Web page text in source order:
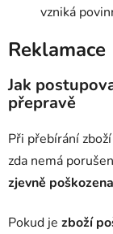
vzniká
Reklamace
Jak
přepravě
Při přebírání
zda nemá
zjevně
Pokud je zboží